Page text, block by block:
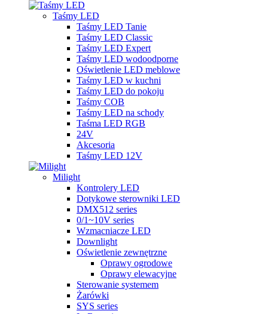
Taśmy LED
Taśmy LED Tanie
Taśmy LED Classic
Taśmy LED Expert
Taśmy LED wodoodporne
Oświetlenie LED meblowe
Taśmy LED w kuchni
Taśmy LED do pokoju
Taśmy COB
Taśmy LED na schody
Taśma LED RGB
24V
Akcesoria
Taśmy LED 12V
Milight
Kontrolery LED
Dotykowe sterowniki LED
DMX512 series
0/1~10V series
Wzmacniacze LED
Downlight
Oświetlenie zewnętrzne
Oprawy ogrodowe
Oprawy elewacyjne
Sterowanie systemem
Żarówki
SYS series